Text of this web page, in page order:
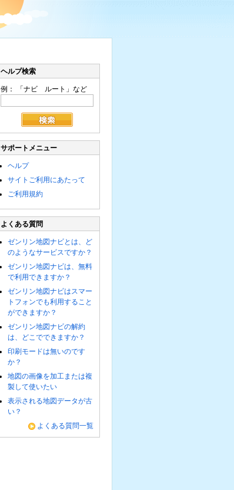
ヘルプ検索
例： 「ナビ ルート」など
サポートメニュー
ヘルプ
サイトご利用にあたって
ご利用規約
よくある質問
ゼンリン地図ナビとは、ど
のようなサービスですか？
ゼンリン地図ナビは、無料
で利用できますか？
ゼンリン地図ナビはスマー
トフォンでも利用すること
ができますか？
ゼンリン地図ナビの解約
は、どこでできますか？
印刷モードは無いのです
か？
地図の画像を加工または複
製して使いたい
表示される地図データが古
い？
よくある質問一覧